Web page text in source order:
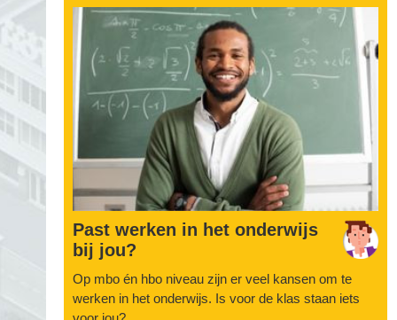
Past werken in het onderwijs
bij jou?
Op mbo én hbo niveau zijn er veel kansen om te
werken in het onderwijs. Is voor de klas staan iets